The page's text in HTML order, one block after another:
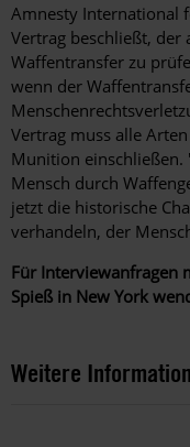
Amnesty International
Vertrag beschließt, der
Waffentransfer zu
wenn der
Vertrag muss alle
Munition
Mensch durch
jetzt die historische
verhandeln, der
Für Interviewanfragen
Spieß in New York
Weitere